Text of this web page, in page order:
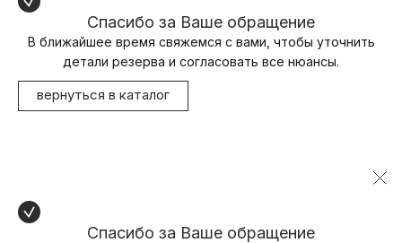
Спасибо за Ваше обращение
В ближайшее время свяжемся с вами, чтобы уточнить
детали резерва и согласовать все нюансы.
вернуться в каталог
Спасибо за Ваше обращение